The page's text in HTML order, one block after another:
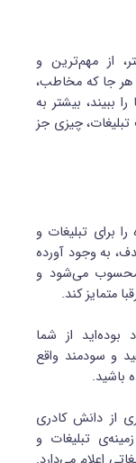
از مهم‌ترین و
360 درجه است. هر جا که مخاطب،
ببیند، بیشتر به
چیزی جز
را برای تبلیغات و
به وجود آورده
محسوب می‌شود و
متمایز کند.
از شما
و سودمند واقع
باشید.
از دانش کادری
تبلیغات و